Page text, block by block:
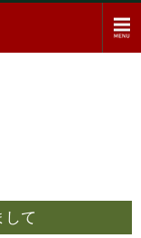
して